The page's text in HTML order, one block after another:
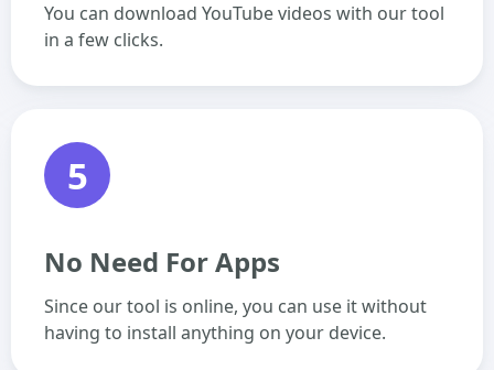
You can download YouTube videos with our tool
in a few clicks.
5
No Need For Apps
Since our tool is online, you can use it without
having to install anything on your device.